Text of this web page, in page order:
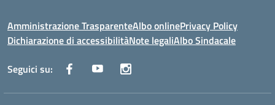
Amministrazione TrasparenteAlbo onlinePrivacy Policy
Dichiarazione di accessibilitàNote legaliAlbo Sindacale
Seguici su: